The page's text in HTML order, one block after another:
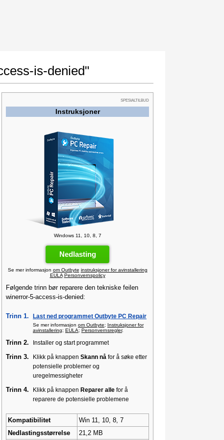
is-denied"
SPESIALTILBUD
Instruksjoner
Windows 11, 10, 8, 7
Nedlasting
Se mer informasjon om Outbyte instruksjoner for avinstallering
EULA Personvernspolicy
Følgende trinn bør reparere den tekniske feilen
winerror-5-access-is-denied:
Trinn 1. Last ned programmet Outbyte PC Repair
Se mer informasjon om Outbyte; Instruksjoner for
avinstallering; EULA; Personvernsregler.
Trinn 2. Installer og start programmet
Trinn 3. Klikk på knappen Skann nå for å søke etter
potensielle problemer og
uregelmessigheter
Trinn 4. Klikk på knappen Reparer alle for å
reparere de potensielle problemene
Kompatibilitet
Win 11, 10, 8, 7
Nedlastingsstørrelse
21,2 MB